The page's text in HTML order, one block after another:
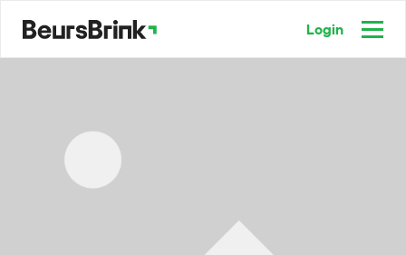
Login